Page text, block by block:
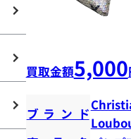
買取金額5,000
ブランド